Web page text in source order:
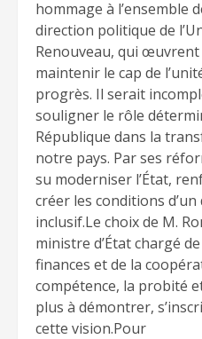
hommage à l’ensemble
direction politique de
Renouveau, qui
maintenir le cap de
progrès. Il serait
souligner le rôle
République dans la
notre pays. Par ses
su moderniser l’État,
créer les conditions
inclusif.Le choix de M.
ministre d’État chargé
finances et de la
compétence, la probité
plus à démontrer,
cette vision.Pour